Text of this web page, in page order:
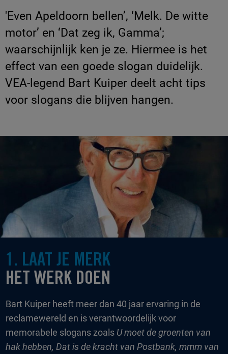
'Even Apeldoorn bellen’, ‘Melk. De witte
motor’ en ‘Dat zeg ik, Gamma’;
waarschijnlijk ken je ze. Hiermee is het
effect van een goede slogan duidelijk.
VEA-legend Bart Kuiper deelt acht tips
voor slogans die blijven hangen.
1. LAAT JE MERK
HET WERK DOEN
Bart Kuiper heeft meer dan 40 jaar ervaring in de
reclamewereld en is verantwoordelijk voor
memorabele slogans zoals U moet de groenten van
hak hebben, Dat is de kracht van Postbank, mmm van